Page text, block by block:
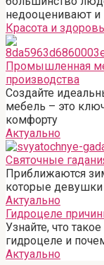
недооценивают и
Красота и
Промышленная
производства
Создайте
мебель – это
комфорту
Актуально
Святочные
Приближаются
которые
Актуально
Гидроцеле
Узнайте, что
гидроцеле и
Актуально